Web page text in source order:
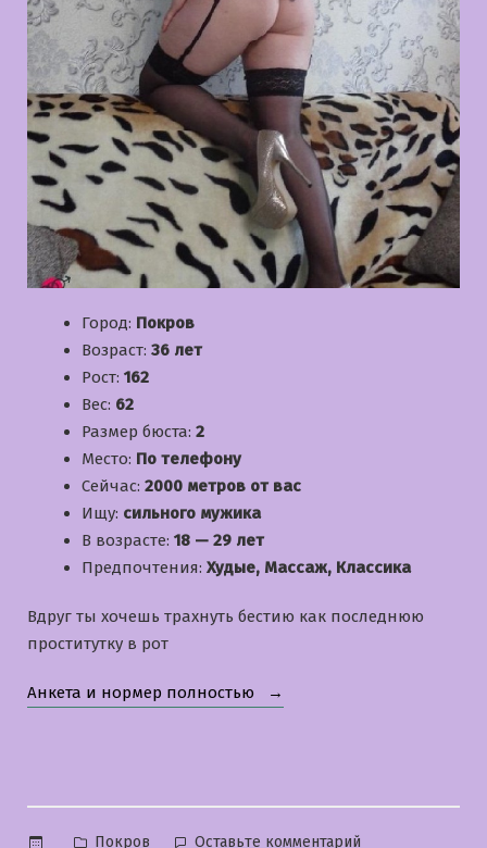
Город: Покров
Возраст: 36 лет
Рост: 162
Вес: 62
Размер бюста: 2
Место: По телефону
Сейчас: 2000 метров от вас
Ищу: сильного мужика
В возрасте: 18 — 29 лет
Предпочтения: Худые, Массаж, Классика
Вдруг ты хочешь трахнуть бестию как последнюю
проститутку в рот
Анкета и нормер полностью «Слава»
Опубликовано
Покров Оставьте комментарий